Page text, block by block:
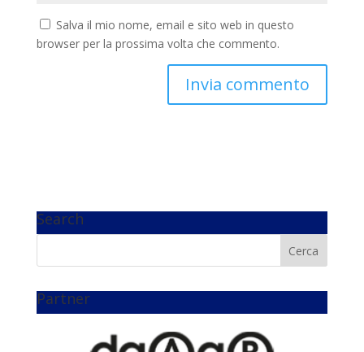
Salva il mio nome, email e sito web in questo
browser per la prossima volta che commento.
Search
Partner